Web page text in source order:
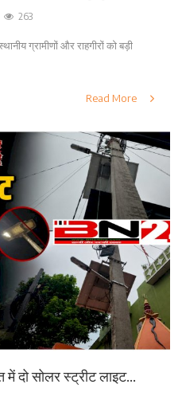
263
ग्रामीणों और राहगीरों को बड़ी
Read More
दो सोलर स्ट्रीट लाइट...